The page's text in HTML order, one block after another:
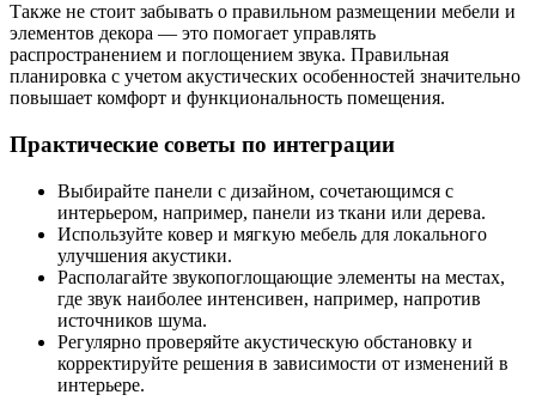
Также не стоит забывать о правильном размещении мебели и
элементов декора — это помогает управлять
распространением и поглощением звука. Правильная
планировка с учетом акустических особенностей значительно
повышает комфорт и функциональность помещения.
Практические советы по интеграции
Выбирайте панели с дизайном, сочетающимся с
интерьером, например, панели из ткани или дерева.
Используйте ковер и мягкую мебель для локального
улучшения акустики.
Располагайте звукопоглощающие элементы на местах,
где звук наиболее интенсивен, например, напротив
источников шума.
Регулярно проверяйте акустическую обстановку и
корректируйте решения в зависимости от изменений в
интерьере.